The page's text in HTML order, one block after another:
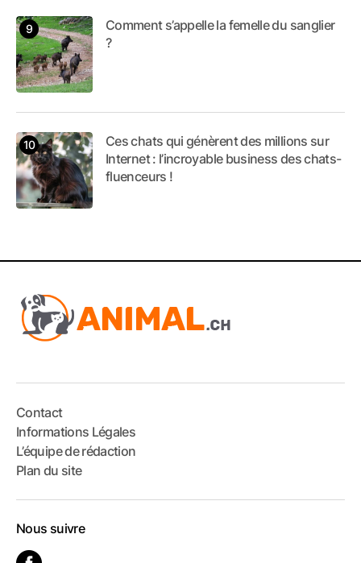
Comment s’appelle la femelle du sanglier
?
Ces chats qui génèrent des millions sur
Internet : l’incroyable business des chats-
fluenceurs !
Contact
Informations Légales
L’équipe de rédaction
Plan du site
Nous suivre